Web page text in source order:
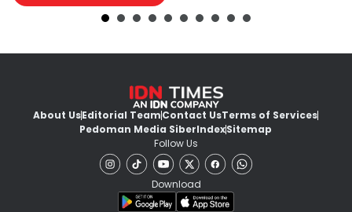
About UsEditorial TeamContact UsTerms of Services
Pedoman Media SiberIndexSitemap
Follow Us
Download